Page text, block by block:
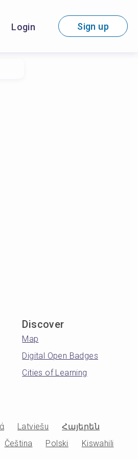
Login Sign up
en overleggen,
en overleggen,
Discover
Map
Digital Open Badges
Cities of Learning
Latviešu
Հայերեն
Čeština Polski
Kiswahili